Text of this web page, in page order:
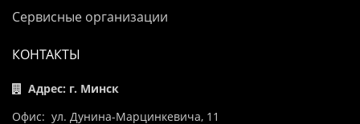
Сервисные организации
КОНТАКТЫ
Адрес: г. Минск
Офис: ул. Дунина-Марцинкевича, 11